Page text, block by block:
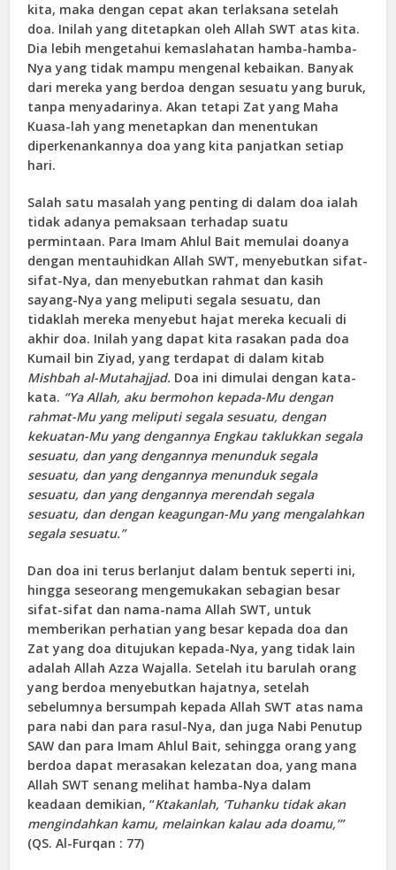
kita, maka dengan cepat akan terlaksana setelah
doa. Inilah yang ditetapkan oleh Allah SWT atas kita.
Dia lebih mengetahui kemaslahatan hamba-hamba-
Nya yang tidak mampu mengenal kebaikan. Banyak
dari mereka yang berdoa dengan sesuatu yang buruk,
tanpa menyadarinya. Akan tetapi Zat yang Maha
Kuasa-lah yang menetapkan dan menentukan
diperkenankannya doa yang kita panjatkan setiap
hari.
Salah satu masalah yang penting di dalam doa ialah
tidak adanya pemaksaan terhadap suatu
permintaan. Para Imam Ahlul Bait memulai doanya
dengan mentauhidkan Allah SWT, menyebutkan sifat-
sifat-Nya, dan menyebutkan rahmat dan kasih
sayang-Nya yang meliputi segala sesuatu, dan
tidaklah mereka menyebut hajat mereka kecuali di
akhir doa. Inilah yang dapat kita rasakan pada doa
Kumail bin Ziyad, yang terdapat di dalam kitab
Mishbah al-Mutahajjad. Doa ini dimulai dengan kata-
kata. “Ya Allah, aku bermohon kepada-Mu dengan
rahmat-Mu yang meliputi segala sesuatu, dengan
kekuatan-Mu yang dengannya Engkau taklukkan segala
sesuatu, dan yang dengannya menunduk segala
sesuatu, dan yang dengannya menunduk segala
sesuatu, dan yang dengannya merendah segala
sesuatu, dan dengan keagungan-Mu yang mengalahkan
segala sesuatu.”
Dan doa ini terus berlanjut dalam bentuk seperti ini,
hingga seseorang mengemukakan sebagian besar
sifat-sifat dan nama-nama Allah SWT, untuk
memberikan perhatian yang besar kepada doa dan
Zat yang doa ditujukan kepada-Nya, yang tidak lain
adalah Allah Azza Wajalla. Setelah itu barulah orang
yang berdoa menyebutkan hajatnya, setelah
sebelumnya bersumpah kepada Allah SWT atas nama
para nabi dan para rasul-Nya, dan juga Nabi Penutup
SAW dan para Imam Ahlul Bait, sehingga orang yang
berdoa dapat merasakan kelezatan doa, yang mana
Allah SWT senang melihat hamba-Nya dalam
keadaan demikian, “Ktakanlah, ‘Tuhanku tidak akan
mengindahkan kamu, melainkan kalau ada doamu,’”
(QS. Al-Furqan : 77)